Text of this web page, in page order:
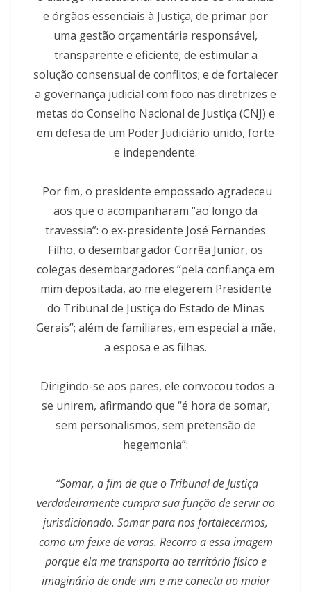
e órgãos essenciais à Justiça; de primar por
uma gestão orçamentária responsável,
transparente e eficiente; de estimular a
solução consensual de conflitos; e de fortalecer
a governança judicial com foco nas diretrizes e
metas do Conselho Nacional de Justiça (CNJ) e
em defesa de um Poder Judiciário unido, forte
e independente.
Por fim, o presidente empossado agradeceu
aos que o acompanharam “ao longo da
travessia”: o ex-presidente José Fernandes
Filho, o desembargador Corrêa Junior, os
colegas desembargadores “pela confiança em
mim depositada, ao me elegerem Presidente
do Tribunal de Justiça do Estado de Minas
Gerais”; além de familiares, em especial a mãe,
a esposa e as filhas.
Dirigindo-se aos pares, ele convocou todos a
se unirem, afirmando que “é hora de somar,
sem personalismos, sem pretensão de
hegemonia”:
“Somar, a fim de que o Tribunal de Justiça
verdadeiramente cumpra sua função de servir ao
jurisdicionado. Somar para nos fortalecermos,
como um feixe de varas. Recorro a essa imagem
porque ela me transporta ao território físico e
imaginário de onde vim e me conecta ao maior